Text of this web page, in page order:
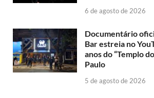
6 de agosto de 2026
Documentário
Bar estreia no
anos do “Templo
Paulo
5 de agosto de 2026